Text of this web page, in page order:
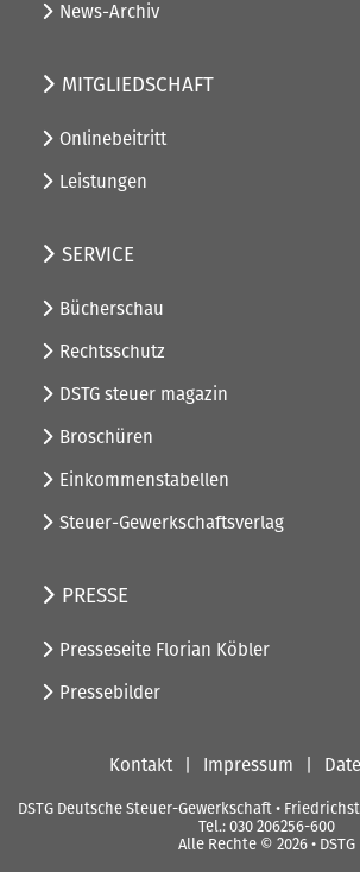
News-Archiv
MITGLIEDSCHAFT
Onlinebeitritt
Leistungen
SERVICE
Bücherschau
Rechtsschutz
DSTG steuer magazin
Broschüren
Einkommenstabellen
Steuer-Gewerkschaftsverlag
PRESSE
Presseseite Florian Köbler
Pressebilder
Kontakt Impressum
DSTG Deutsche Steuer-Gewerkschaft •
Tel.: 030 206256-600
Alle Rechte © 2026 • DSTG